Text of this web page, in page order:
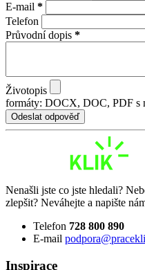
E-mail *
Telefon
Průvodní dopis *
Životopis
formáty: DOCX, DOC, PDF s
Odeslat odpověď
Nenašli jste co jste hledali?
zlepšit? Neváhejte a napište
Telefon 728 800 890
E-mail
Inspirace